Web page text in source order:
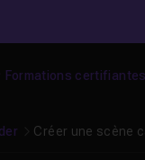
Formations certifiantes
Créer une scène